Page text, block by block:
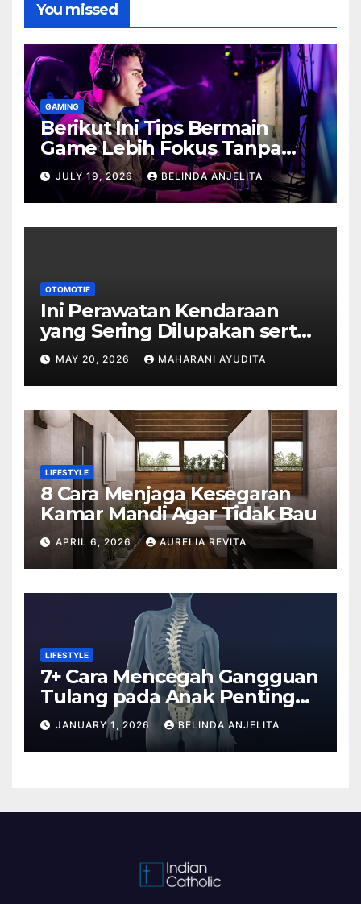
You missed
GAMING
Berikut Ini Tips Bermain
Game Lebih Fokus Tanpa
Cepat Buyar
JULY 19, 2026 BELINDA ANJELITA
OTOMOTIF
Ini Perawatan Kendaraan
yang Sering Dilupakan serta
Dampaknya
MAY 20, 2026 MAHARANI AYUDITA
LIFESTYLE
8 Cara Menjaga Kesegaran
Kamar Mandi Agar Tidak Bau
APRIL 6, 2026 AURELIA REVITA
LIFESTYLE
7+ Cara Mencegah Gangguan
Tulang pada Anak Penting
Anda Tahu
JANUARY 1, 2026 BELINDA ANJELITA